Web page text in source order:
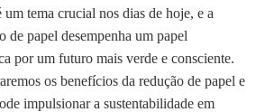
um tema crucial nos dias de hoje, e a
de papel desempenha um papel
por um futuro mais verde e consciente.
os benefícios da redução de papel e
impulsionar a sustentabilidade em